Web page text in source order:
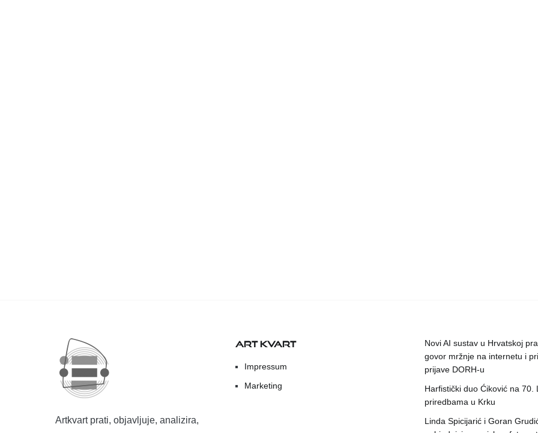
Artkvart prati, objavljuje, analizira,
ART KVART
Impressum
Marketing
Novi AI sustav u Hrvatskoj
govor mržnje na internetu i
prijave DORH-u
Harfistički duo Ćiković na 70.
priredbama u Krku
Linda Spicijarić i Goran